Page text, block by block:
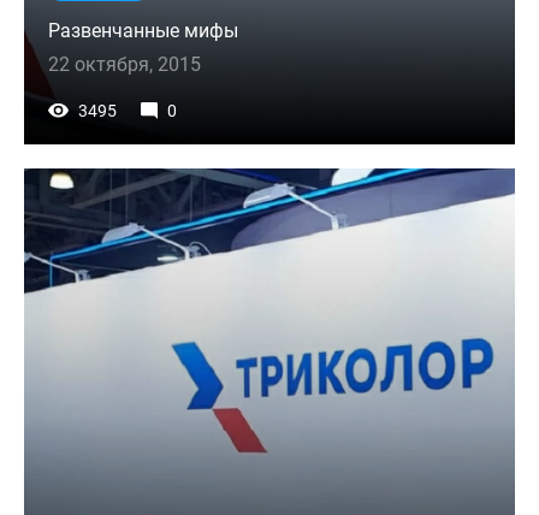
Развенчанные мифы
22 октября, 2015
3495 0